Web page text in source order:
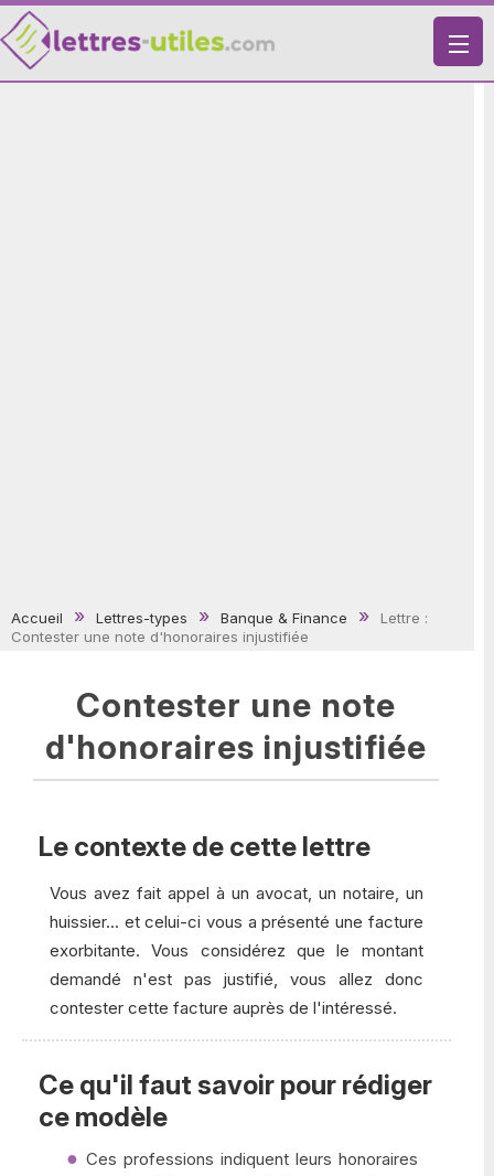
X
Accueil Lettres-types Banque & Finance
Lettre :
Contester une note d'honoraires injustifiée
Contester une note
d'honoraires injustifiée
Le contexte de cette lettre
Vous avez fait appel à un avocat, un notaire, un
huissier... et celui-ci vous a présenté une facture
exorbitante. Vous considérez que le montant
demandé n'est pas justifié, vous allez donc
contester cette facture auprès de l'intéressé.
Ce qu'il faut savoir pour rédiger
ce modèle
Ces professions indiquent leurs honoraires